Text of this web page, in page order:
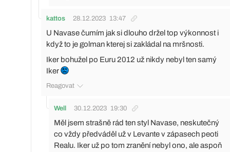
kattos 28.12.2023 13:47
U Navase čumím jak si dlouho držel top výkonnost i
když to je golman kterej si zakládal na mršnosti.
Iker bohužel po Euru 2012 už nikdy nebyl ten samý
Iker
Reagovat
Well 30.12.2023 19:30
Měl jsem strašně rád ten styl Navase, neskutečný
co vždy předváděl už v Levante v zápasech peoti
Realu. Iker už po tom zranění nebyl ono, ale aspoň